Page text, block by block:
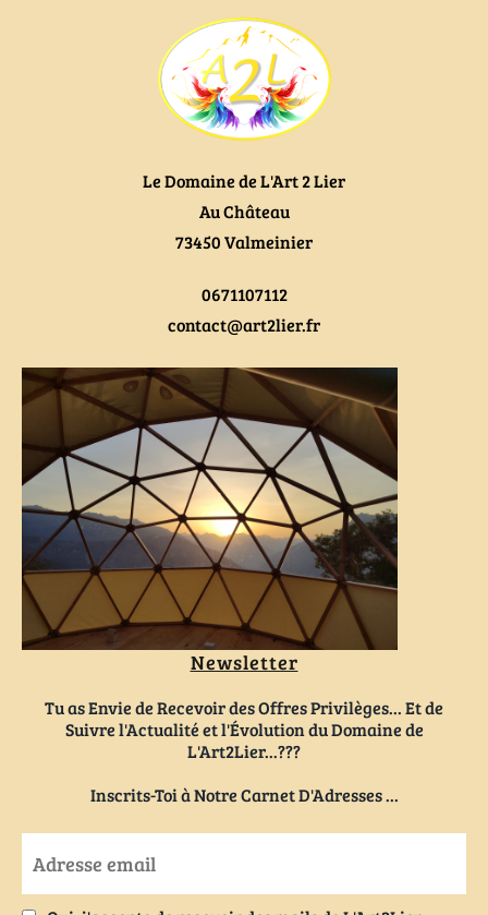
Le Domaine de L'Art 2 Lier
Au Château
73450 Valmeinier
0671107112
contact@art2lier.fr
Newsletter
Tu as Envie de Recevoir des Offres Privilèges... Et de
Suivre l'Actualité et l'Évolution du Domaine de
L'Art2Lier...???
Inscrits-Toi à Notre Carnet D'Adresses ...